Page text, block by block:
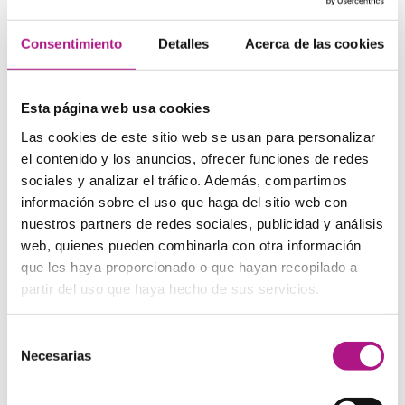
Consentimiento Detalles Acerca de las cookies
Esta página web usa cookies
Las cookies de este sitio web se usan para personalizar
el contenido y los anuncios, ofrecer funciones de redes
sociales y analizar el tráfico. Además, compartimos
información sobre el uso que haga del sitio web con
nuestros partners de redes sociales, publicidad y análisis
web, quienes pueden combinarla con otra información
que les haya proporcionado o que hayan recopilado a
partir del uso que haya hecho de sus servicios.
Necesarias
Ambitious– con ambición
Accurate– que no comete errores
expresar lo que pensamos de una manera comunicativa
y eficaz
Confident– que cree en sus capacidades
Conscientious– meticuloso/a
Committed– comprometido/a
Consistent
– que expresa sus argumentos de manera
congruente
Creative – creativo/a
Disciplined– disciplinado/a
Dependable – que se puede confiar en él o ella
Efficient – eficiente
Goal oriented